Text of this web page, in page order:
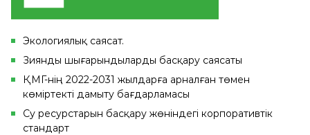
Экологиялық саясат.
Зиянды шығарындыларды басқару саясаты
ҚМГ-нің 2022-2031 жылдарға арналған төмен
көміртекті дамыту бағдарламасы
Су ресурстарын басқару жөніндегі корпоративтік
стандарт